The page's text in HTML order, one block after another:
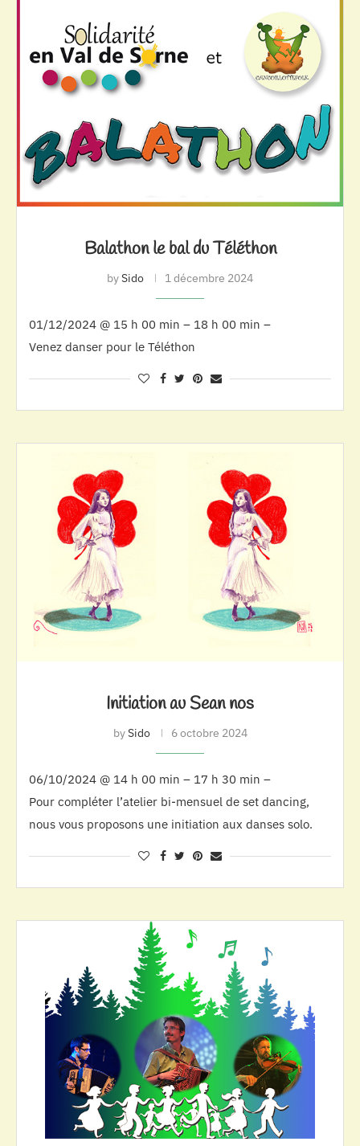
Balathon le bal du Téléthon
bySido 1 décembre 2024
01/12/2024 @ 15 h 00 min – 18 h 00 min –
Venez danser pour le Téléthon
Initiation au Sean nos
bySido 6 octobre 2024
06/10/2024 @ 14 h 00 min – 17 h 30 min –
Pour compléter l’atelier bi-mensuel de set dancing,
nous vous proposons une initiation aux danses solo.